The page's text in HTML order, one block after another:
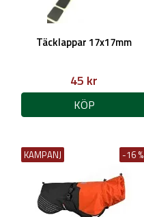
Täcklappar 17x17mm
45 kr
KÖP
KAMPANJ -16 %